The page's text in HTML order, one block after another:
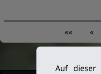
«« «
Auf dieser